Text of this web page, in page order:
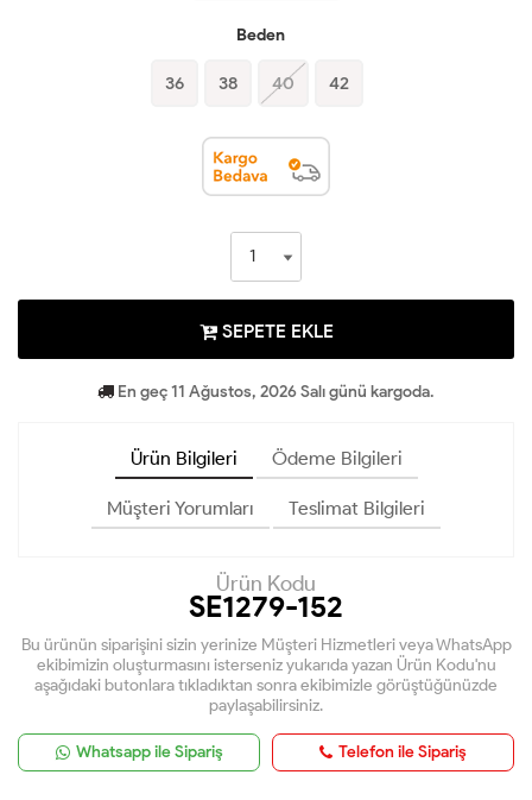
Beden
36 38 40 42
SEPETE EKLE
En geç 11 Ağustos, 2026 Salı günü kargoda.
Ürün Bilgileri Ödeme Bilgileri
Müşteri Yorumları Teslimat Bilgileri
Ürün Kodu
SE1279-152
Bu ürünün siparişini sizin yerinize Müşteri Hizmetleri veya WhatsApp
ekibimizin oluşturmasını isterseniz yukarıda yazan Ürün Kodu'nu
aşağıdaki butonlara tıkladıktan sonra ekibimizle görüştüğünüzde
paylaşabilirsiniz.
Whatsapp ile Sipariş Telefon ile Sipariş